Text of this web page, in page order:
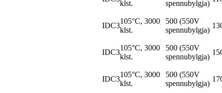
klst. spennubylgja)
IDC3
105°C, 3000
klst.
500 (550V
spennubylgja)
IDC3
105°C, 3000
klst.
500 (550V
spennubylgja)
IDC3
105°C, 3000
klst.
500 (550V
spennubylgja)